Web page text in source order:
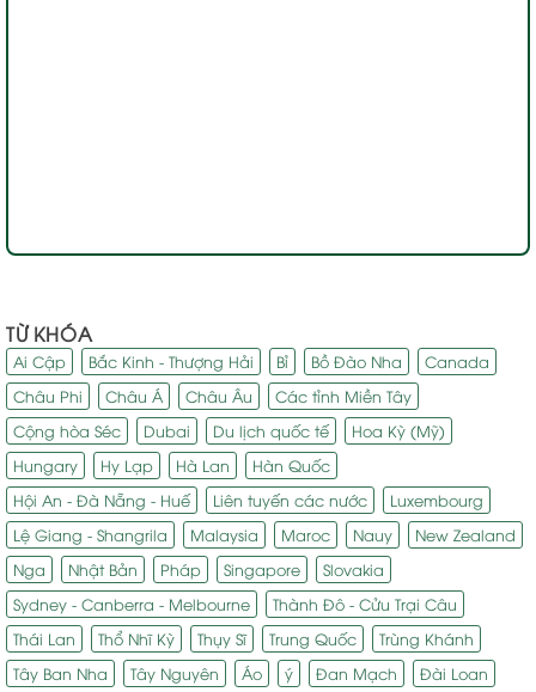
TỪ KHÓA
Ai Cập Bắc Kinh - Thượng Hải Bỉ Bồ Đào Nha
Canada
Châu Phi
Châu Á Châu Âu
Các tỉnh Miền Tây
Cộng hòa Séc
Dubai Du lịch quốc tế
Hoa Kỳ (Mỹ)
Hungary
Hy Lạp Hà Lan
Hàn Quốc
Hội An - Đà Nẵng - Huế
Liên tuyến các nước
Luxembourg
Lệ Giang - Shangrila
Malaysia Maroc Nauy
New Zealand
Nga
Nhật Bản Pháp Singapore
Slovakia
Sydney - Canberra - Melbourne
Thành Đô - Cửu Trại Câu
Thái Lan
Thổ Nhĩ Kỳ Thụy Sĩ Trung Quốc
Trùng Khánh
Tây Ban Nha
Tây Nguyên Áo ý Đan Mạch
Đài Loan